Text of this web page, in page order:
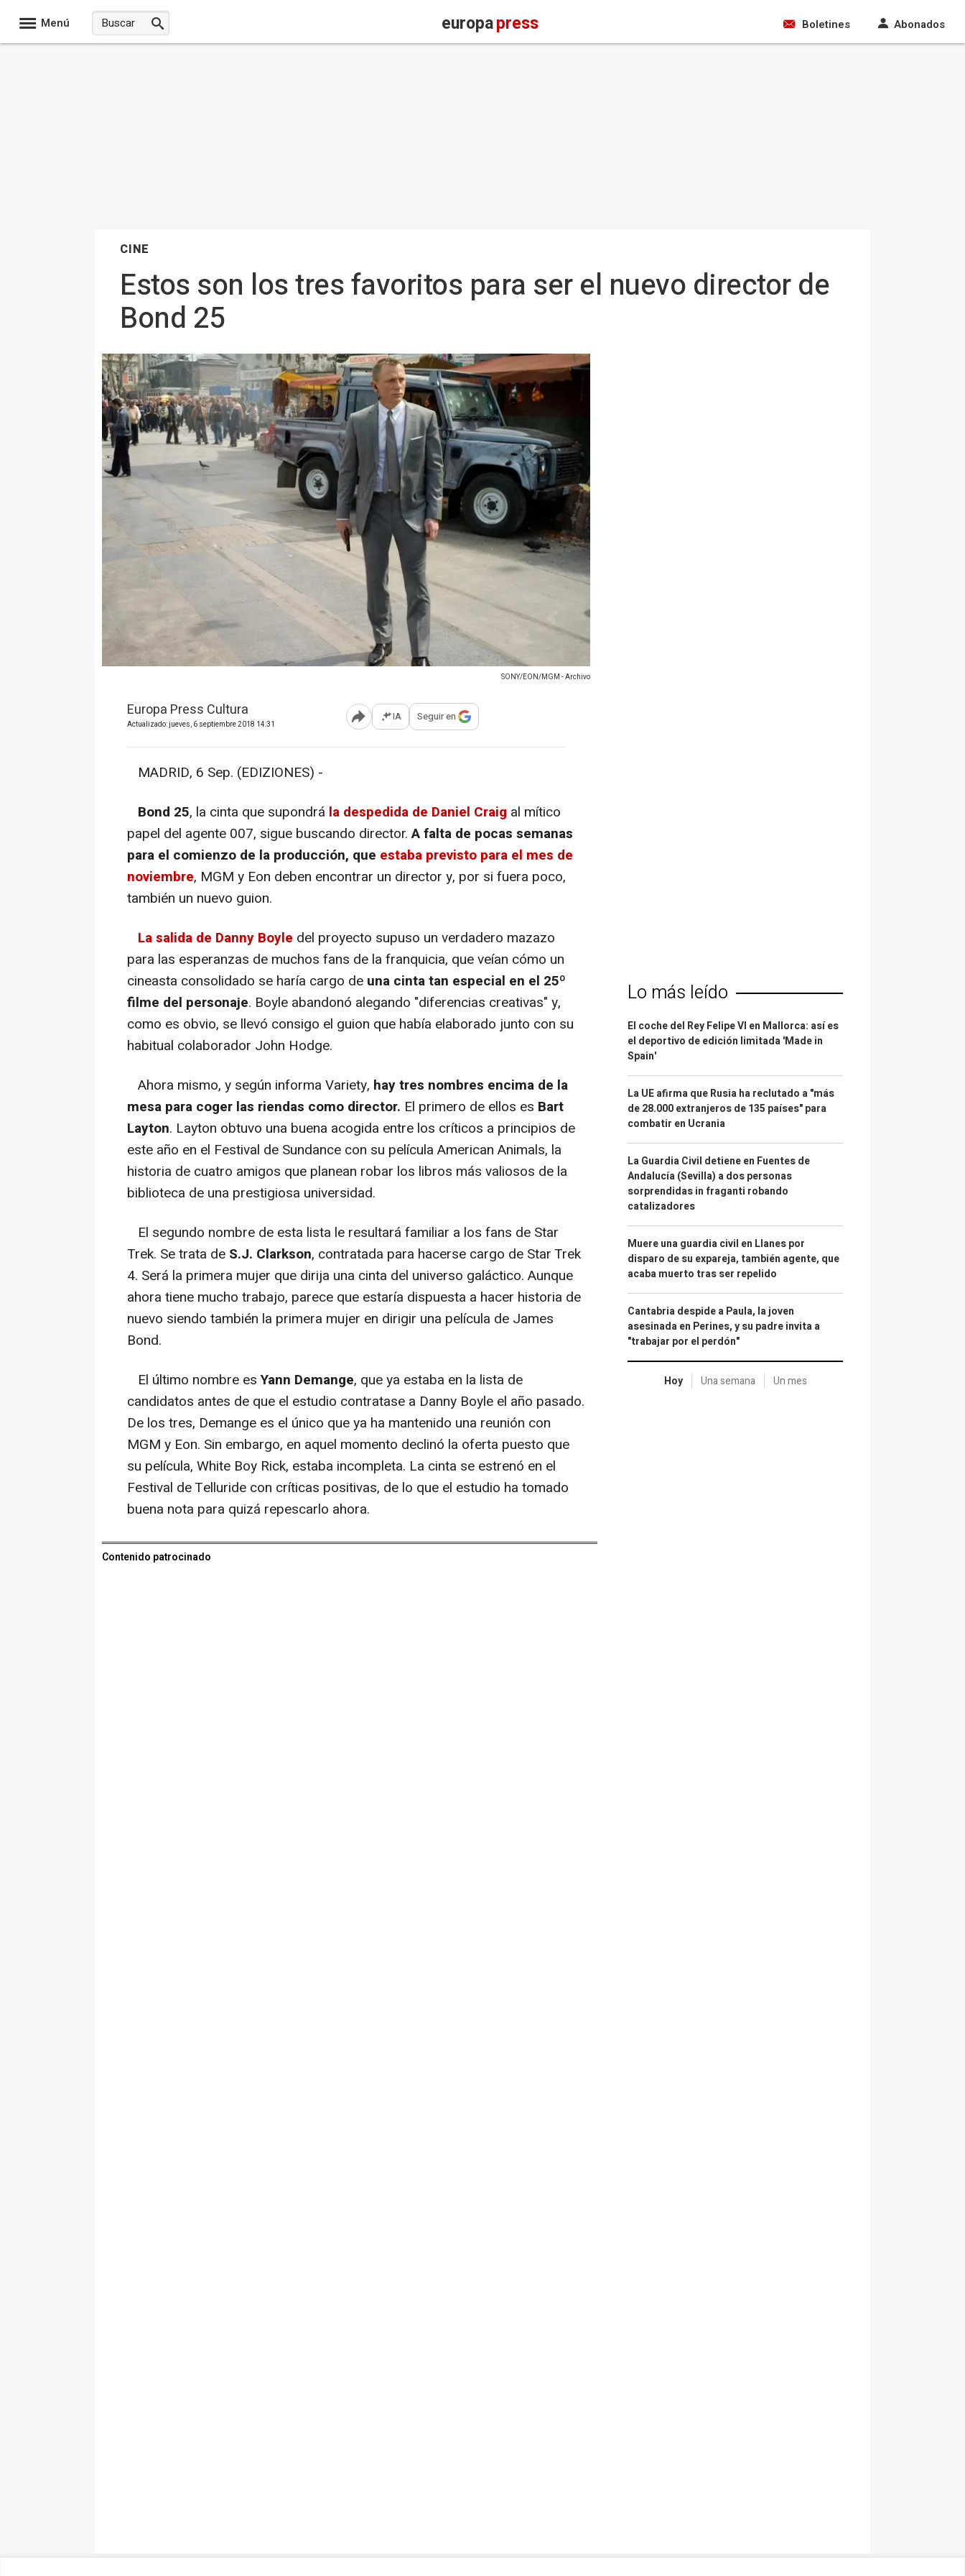
Menú europapress Boletines Abonados
CINE
Estos son los tres favoritos para ser el nuevo director de
Bond 25
SONY/EON/MGM - Archivo
Europa Press Cultura
Actualizado: jueves, 6 septiembre 2018 14:31 Abrir opciones para compartir
IA Seguir en
MADRID, 6 Sep. (EDIZIONES) -
Bond 25, la cinta que supondrá la despedida de Daniel Craig al mítico
papel del agente 007, sigue buscando director.A falta de pocas semanas
para el comienzo de la producción, que estaba previsto para el mes de
noviembre, MGM y Eon deben encontrar un director y, por si fuera poco,
también un nuevo guion.
La salida de Danny Boyle del proyecto supuso un verdadero mazazo
para las esperanzas de muchos fans de la franquicia, que veían cómo un
cineasta consolidado se haría cargo de una cinta tan especial en el 25º
filme del personaje. Boyle abandonó alegando "diferencias creativas" y,
como es obvio, se llevó consigo el guion que había elaborado junto con su
habitual colaborador John Hodge.
Ahora mismo, y según informa Variety, hay tres nombres encima de la
mesa para coger las riendas como director. El primero de ellos es Bart
Layton. Layton obtuvo una buena acogida entre los críticos a principios de
este año en el Festival de Sundance con su película American Animals, la
historia de cuatro amigos que planean robar los libros más valiosos de la
biblioteca de una prestigiosa universidad.
El segundo nombre de esta lista le resultará familiar a los fans de Star
Trek. Se trata de S.J. Clarkson, contratada para hacerse cargo de Star Trek
4. Será la primera mujer que dirija una cinta del universo galáctico. Aunque
ahora tiene mucho trabajo, parece que estaría dispuesta a hacer historia de
nuevo siendo también la primera mujer en dirigir una película de James
Bond.
El último nombre esYann Demange, que ya estaba en la lista de
candidatos antes de que el estudio contratase a Danny Boyle el año pasado.
De los tres, Demange es el único que ya ha mantenido una reunión con
MGM y Eon. Sin embargo, en aquel momento declinó la oferta puesto que
su película, White Boy Rick, estaba incompleta. La cinta se estrenó en el
Festival de Telluride con críticas positivas, de lo que el estudio ha tomado
buena nota para quizá repescarlo ahora.
Contenido patrocinado
Lo más leído
El coche del Rey Felipe VI en Mallorca: así es
el deportivo de edición limitada 'Made in
Spain'
La UE afirma que Rusia ha reclutado a "más
de 28.000 extranjeros de 135 países" para
combatir en Ucrania
La Guardia Civil detiene en Fuentes de
Andalucía (Sevilla) a dos personas
sorprendidas in fraganti robando
catalizadores
Muere una guardia civil en Llanes por
disparo de su expareja, también agente, que
acaba muerto tras ser repelido
Cantabria despide a Paula, la joven
asesinada en Perines, y su padre invita a
"trabajar por el perdón"
Hoy Una semana Un mes